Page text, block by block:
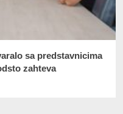
sa predstavnicima
zahteva